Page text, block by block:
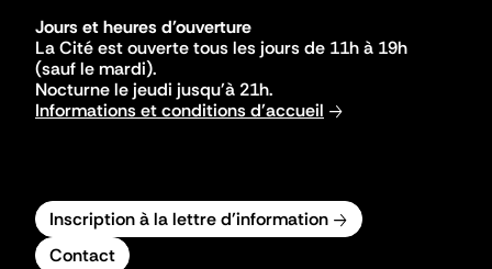
Jours et heures d'ouverture
La Cité est ouverte tous les jours de 11h à 19h
(sauf le mardi).
Nocturne le jeudi jusqu'à 21h.
Informations et conditions d'accueil
Inscription à la lettre d'information
Contact